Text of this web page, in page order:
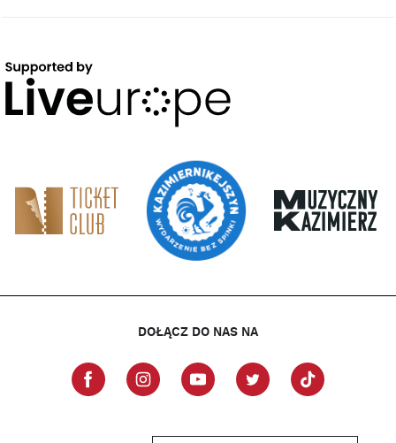
DOŁĄCZ DO NAS NA